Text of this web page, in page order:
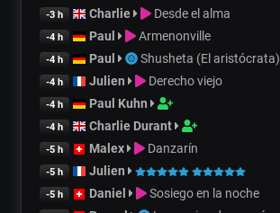
-3 h Charlie Desde el alma
-4 h Paul Armenonville
-4 h Paul Shusheta (El aristócrata)
-4 h Julien Derecho viejo
-4 h Paul Kuhn
-4 h Charlie Durant
-5 h Malex Danzarín
-5 h Julien
-5 h Daniel Sosiego en la noche